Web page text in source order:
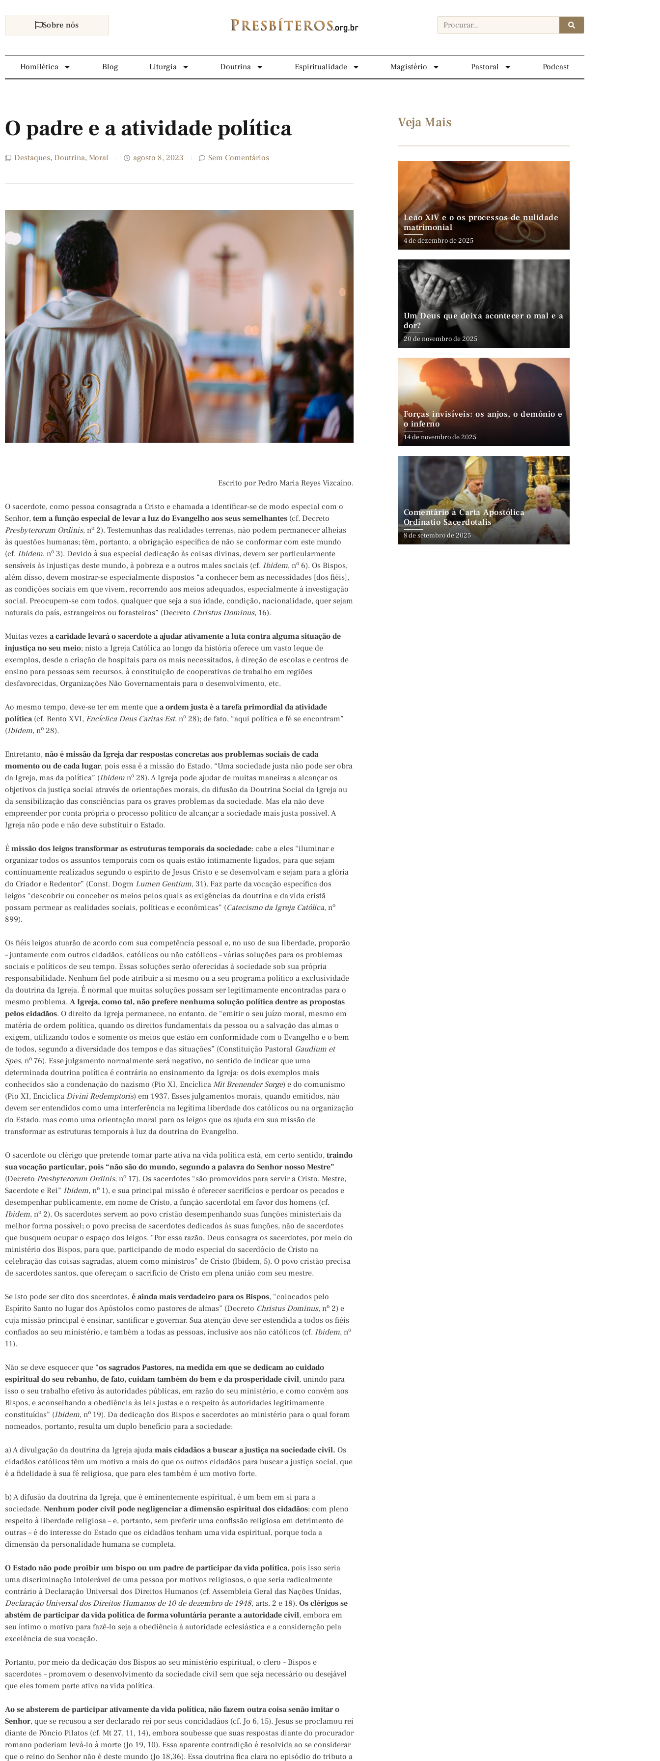
Sobre nós
Homilética Blog Liturgia Doutrina Espiritualidade Magistério Pastoral Podcast
O padre e a atividade política
Destaques, Doutrina, Moral agosto 8, 2023 Sem Comentários
Escrito por Pedro Maria Reyes Vizcaíno.
O sacerdote, como pessoa consagrada a Cristo e chamada a identificar-se de modo especial com o
Senhor, tem a função especial de levar a luz do Evangelho aos seus semelhantes (cf. Decreto
Presbyterorum Ordinis, no 2). Testemunhas das realidades terrenas, não podem permanecer alheias
às questões humanas; têm, portanto, a obrigação específica de não se conformar com este mundo
(cf. Ibidem, no 3). Devido à sua especial dedicação às coisas divinas, devem ser particularmente
sensíveis às injustiças deste mundo, à pobreza e a outros males sociais (cf. Ibidem, no 6). Os Bispos,
além disso, devem mostrar-se especialmente dispostos “a conhecer bem as necessidades [dos fiéis],
as condições sociais em que vivem, recorrendo aos meios adequados, especialmente à investigação
social. Preocupem-se com todos, qualquer que seja a sua idade, condição, nacionalidade, quer sejam
naturais do país, estrangeiros ou forasteiros” (Decreto Christus Dominus, 16).
Muitas vezes a caridade levará o sacerdote a ajudar ativamente a luta contra alguma situação de
injustiça no seu meio; nisto a Igreja Católica ao longo da história oferece um vasto leque de
exemplos, desde a criação de hospitais para os mais necessitados, à direção de escolas e centros de
ensino para pessoas sem recursos, à constituição de cooperativas de trabalho em regiões
desfavorecidas, Organizações Não Governamentais para o desenvolvimento, etc.
Ao mesmo tempo, deve-se ter em mente que a ordem justa é a tarefa primordial da atividade
política(cf. Bento XVI, Encíclica Deus Caritas Est, no 28); de fato, “aqui política e fé se encontram”
(Ibidem, no 28).
Entretanto, não é missão da Igreja dar respostas concretas aos problemas sociais de cada
momento ou de cada lugar, pois essa é a missão do Estado. “Uma sociedade justa não pode ser obra
da Igreja, mas da política” (Ibidem no 28). A Igreja pode ajudar de muitas maneiras a alcançar os
objetivos da justiça social através de orientações morais, da difusão da Doutrina Social da Igreja ou
da sensibilização das consciências para os graves problemas da sociedade. Mas ela não deve
empreender por conta própria o processo político de alcançar a sociedade mais justa possível. A
Igreja não pode e não deve substituir o Estado.
É missão dos leigos transformar as estruturas temporais da sociedade: cabe a eles “iluminar e
organizar todos os assuntos temporais com os quais estão intimamente ligados, para que sejam
continuamente realizados segundo o espírito de Jesus Cristo e se desenvolvam e sejam para a glória
do Criador e Redentor” (Const. Dogm Lumen Gentium, 31). Faz parte da vocação específica dos
leigos “descobrir ou conceber os meios pelos quais as exigências da doutrina e da vida cristã
possam permear as realidades sociais, políticas e econômicas” (Catecismo da Igreja Católica, no
899).
Os fiéis leigos atuarão de acordo com sua competência pessoal e, no uso de sua liberdade, proporão
– juntamente com outros cidadãos, católicos ou não católicos – várias soluções para os problemas
sociais e políticos de seu tempo. Essas soluções serão oferecidas à sociedade sob sua própria
responsabilidade. Nenhum fiel pode atribuir a si mesmo ou a seu programa político a exclusividade
da doutrina da Igreja. É normal que muitas soluções possam ser legitimamente encontradas para o
mesmo problema. A Igreja, como tal, não prefere nenhuma solução política dentre as propostas
pelos cidadãos. O direito da Igreja permanece, no entanto, de “emitir o seu juízo moral, mesmo em
matéria de ordem política, quando os direitos fundamentais da pessoa ou a salvação das almas o
exigem, utilizando todos e somente os meios que estão em conformidade com o Evangelho e o bem
de todos, segundo a diversidade dos tempos e das situações” (Constituição Pastoral Gaudium et
Spes, no 76). Esse julgamento normalmente será negativo, no sentido de indicar que uma
determinada doutrina política é contrária ao ensinamento da Igreja: os dois exemplos mais
conhecidos são a condenação do nazismo (Pio XI, Encíclica Mit Brenender Sorge) e do comunismo
(Pio XI, Encíclica Divini Redemptoris) em 1937. Esses julgamentos morais, quando emitidos, não
devem ser entendidos como uma interferência na legítima liberdade dos católicos ou na organização
do Estado, mas como uma orientação moral para os leigos que os ajuda em sua missão de
transformar as estruturas temporais à luz da doutrina do Evangelho.
O sacerdote ou clérigo que pretende tomar parte ativa na vida política está, em certo sentido, traindo
sua vocação particular, pois “não são do mundo, segundo a palavra do Senhor nosso Mestre”
(Decreto Presbyterorum Ordinis, no 17). Os sacerdotes “são promovidos para servir a Cristo, Mestre,
Sacerdote e Rei” Ibidem, no 1), e sua principal missão é oferecer sacrifícios e perdoar os pecados e
desempenhar publicamente, em nome de Cristo, a função sacerdotal em favor dos homens (cf.
Ibidem, no 2). Os sacerdotes servem ao povo cristão desempenhando suas funções ministeriais da
melhor forma possível; o povo precisa de sacerdotes dedicados às suas funções, não de sacerdotes
que busquem ocupar o espaço dos leigos. “Por essa razão, Deus consagra os sacerdotes, por meio do
ministério dos Bispos, para que, participando de modo especial do sacerdócio de Cristo na
celebração das coisas sagradas, atuem como ministros” de Cristo (Ibidem, 5). O povo cristão precisa
de sacerdotes santos, que ofereçam o sacrifício de Cristo em plena união com seu mestre.
Se isto pode ser dito dos sacerdotes, é ainda mais verdadeiro para os Bispos, “colocados pelo
Espírito Santo no lugar dos Apóstolos como pastores de almas” (Decreto Christus Dominus, no 2) e
cuja missão principal é ensinar, santificar e governar. Sua atenção deve ser estendida a todos os fiéis
confiados ao seu ministério, e também a todas as pessoas, inclusive aos não católicos (cf. Ibidem, no
11).
Não se deve esquecer que “os sagrados Pastores, na medida em que se dedicam ao cuidado
espiritual do seu rebanho, de fato, cuidam também do bem e da prosperidade civil, unindo para
isso o seu trabalho efetivo às autoridades públicas, em razão do seu ministério, e como convém aos
Bispos, e aconselhando a obediência às leis justas e o respeito às autoridades legitimamente
constituídas” (Ibidem, no 19). Da dedicação dos Bispos e sacerdotes ao ministério para o qual foram
nomeados, portanto, resulta um duplo benefício para a sociedade:
a) A divulgação da doutrina da Igreja ajuda mais cidadãos a buscar a justiça na sociedade civil. Os
cidadãos católicos têm um motivo a mais do que os outros cidadãos para buscar a justiça social, que
é a fidelidade à sua fé religiosa, que para eles também é um motivo forte.
b) A difusão da doutrina da Igreja, que é eminentemente espiritual, é um bem em si para a
sociedade. Nenhum poder civil pode negligenciar a dimensão espiritual dos cidadãos; com pleno
respeito à liberdade religiosa – e, portanto, sem preferir uma confissão religiosa em detrimento de
outras – é do interesse do Estado que os cidadãos tenham uma vida espiritual, porque toda a
dimensão da personalidade humana se completa.
O Estado não pode proibir um bispo ou um padre de participar da vida política, pois isso seria
uma discriminação intolerável de uma pessoa por motivos religiosos, o que seria radicalmente
contrário à Declaração Universal dos Direitos Humanos (cf. Assembleia Geral das Nações Unidas,
Declaração Universal dos Direitos Humanos de 10 de dezembro de 1948, arts. 2 e 18). Os clérigos se
abstém de participar da vida política de forma voluntária perante a autoridade civil, embora em
seu íntimo o motivo para fazê-lo seja a obediência à autoridade eclesiástica e a consideração pela
excelência de sua vocação.
Portanto, por meio da dedicação dos Bispos ao seu ministério espiritual, o clero – Bispos e
sacerdotes – promovem o desenvolvimento da sociedade civil sem que seja necessário ou desejável
que eles tomem parte ativa na vida política.
Ao se absterem de participar ativamente da vida política, não fazem outra coisa senão imitar o
Senhor, que se recusou a ser declarado rei por seus concidadãos (cf. Jo 6, 15). Jesus se proclamou rei
diante de Pôncio Pilatos (cf. Mt 27, 11, 14), embora soubesse que suas respostas diante do procurador
romano poderiam levá-lo à morte (Jo 19, 10). Essa aparente contradição é resolvida ao se considerar
que o reino do Senhor não é deste mundo (Jo 18,36). Essa doutrina fica clara no episódio do tributo a
Veja Mais
Leão XIV e o os processos de nulidade
matrimonial
4 de dezembro de 2025
Um Deus que deixa acontecer o mal e a
dor?
20 de novembro de 2025
Forças invisíveis: os anjos, o demônio e
o inferno
14 de novembro de 2025
Comentário à Carta Apostólica
Ordinatio Sacerdotalis
8 de setembro de 2025